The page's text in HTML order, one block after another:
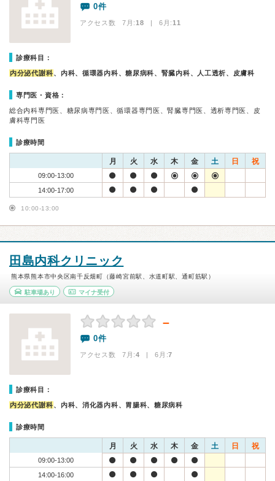
0件
アクセス数 7月:18 | 6月:11
診療科目：
内分泌代謝科、内科、循環器内科、糖尿病科、腎臓内科、人工透析、皮膚科
専門医・資格：
総合内科専門医、糖尿病専門医、循環器専門医、腎臓専門医、透析専門医、皮
膚科専門医
診療時間
月 火 水 木 金 土 日 祝
09:00-13:00
14:00-17:00
10:00-13:00
田島内科クリニック
熊本県熊本市中央区南千反畑町（藤崎宮前駅、水道町駅、通町筋駅）
駐車場あり マイナ受付
－
0件
アクセス数 7月:4 | 6月:7
診療科目：
内分泌代謝科、内科、消化器内科、胃腸科、糖尿病科
診療時間
月 火 水 木 金 土 日 祝
09:00-13:00
14:00-16:00